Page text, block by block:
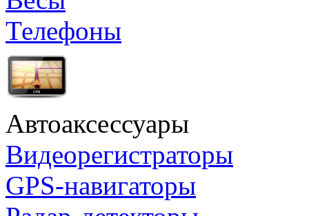
Телефоны
Автоаксессуары
Видеорегистраторы
GPS-навигаторы